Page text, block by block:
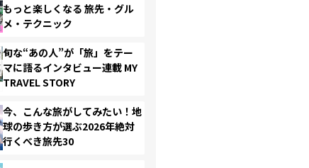
もっと楽しくなる 旅先・グル
メ・テクニック
旬な“あの人”が「旅」をテー
マに語るインタビュー連載 MY
TRAVEL STORY
今、こんな旅がしてみたい！地
球の歩き方が選ぶ2026年絶対
行くべき旅先30